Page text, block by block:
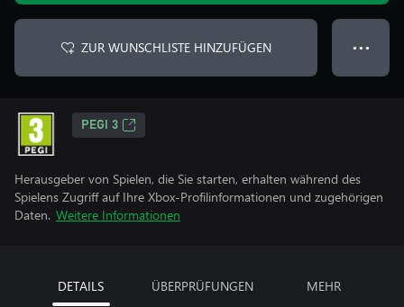
ZUR WUNSCHLISTE HINZUFÜGEN ● ● ●
PEGI 3
Herausgeber von Spielen, die Sie starten, erhalten während des
Spielens Zugriff auf Ihre Xbox-Profilinformationen und zugehörigen
Daten. Weitere Informationen
DETAILS ÜBERPRÜFUNGEN MEHR